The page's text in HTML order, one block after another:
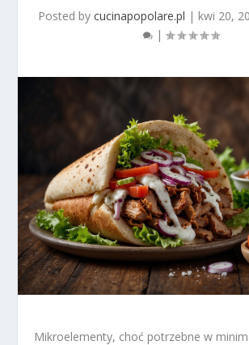
Posted by cucinapopolare.pl | kwi 20,
|
Mikroelementy, choć potrzebne w